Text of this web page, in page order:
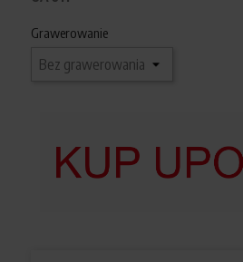
Grawerowanie